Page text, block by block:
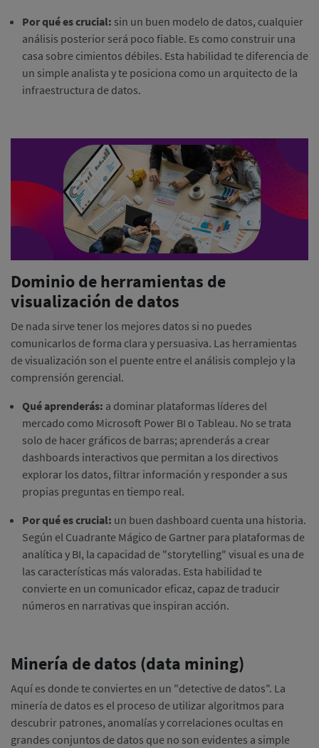
Por qué es crucial: sin un buen modelo de datos, cualquier
análisis posterior será poco fiable. Es como construir una
casa sobre cimientos débiles. Esta habilidad te diferencia de
un simple analista y te posiciona como un arquitecto de la
infraestructura de datos.
Dominio de herramientas de
visualización de datos
De nada sirve tener los mejores datos si no puedes
comunicarlos de forma clara y persuasiva. Las herramientas
de visualización son el puente entre el análisis complejo y la
comprensión gerencial.
Qué aprenderás: a dominar plataformas líderes del
mercado como Microsoft Power BI o Tableau. No se trata
solo de hacer gráficos de barras; aprenderás a crear
dashboards interactivos que permitan a los directivos
explorar los datos, filtrar información y responder a sus
propias preguntas en tiempo real.
Por qué es crucial: un buen dashboard cuenta una historia.
Según el Cuadrante Mágico de Gartner para plataformas de
analítica y BI, la capacidad de "storytelling" visual es una de
las características más valoradas. Esta habilidad te
convierte en un comunicador eficaz, capaz de traducir
números en narrativas que inspiran acción.
Minería de datos (data mining)
Aquí es donde te conviertes en un "detective de datos". La
minería de datos es el proceso de utilizar algoritmos para
descubrir patrones, anomalías y correlaciones ocultas en
grandes conjuntos de datos que no son evidentes a simple